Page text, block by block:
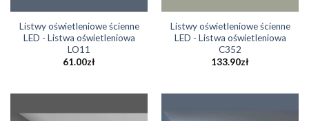
Listwy oświetleniowe ścienne
LED - Listwa oświetleniowa
LO11
61.00zł
Listwy oświetleniowe ścienne
LED - Listwa oświetleniowa
C352
133.90zł